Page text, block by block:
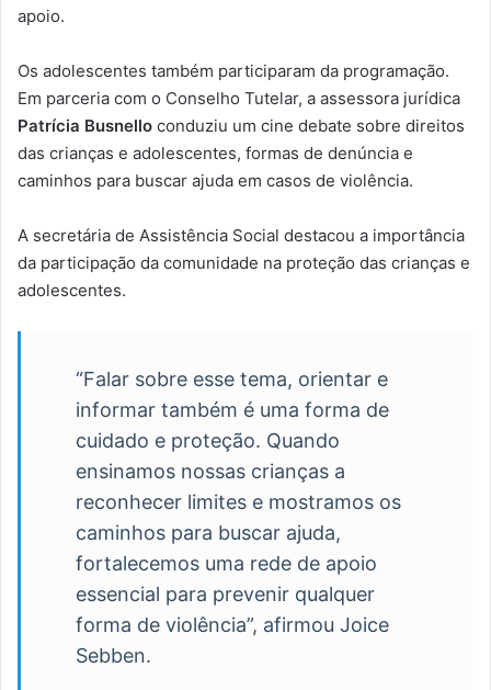
apoio.
Os adolescentes também participaram da programação.
Em parceria com o Conselho Tutelar, a assessora jurídica
Patrícia Busnello conduziu um cine debate sobre direitos
das crianças e adolescentes, formas de denúncia e
caminhos para buscar ajuda em casos de violência.
A secretária de Assistência Social destacou a importância
da participação da comunidade na proteção das crianças e
adolescentes.
“Falar sobre esse tema, orientar e
informar também é uma forma de
cuidado e proteção. Quando
ensinamos nossas crianças a
reconhecer limites e mostramos os
caminhos para buscar ajuda,
fortalecemos uma rede de apoio
essencial para prevenir qualquer
forma de violência”, afirmou Joice
Sebben.